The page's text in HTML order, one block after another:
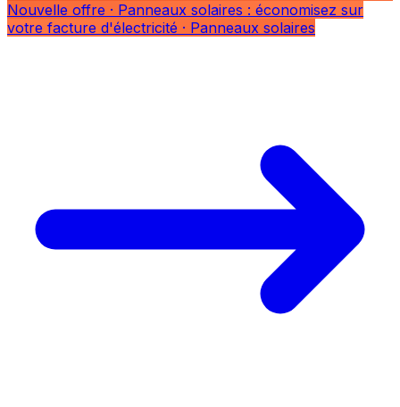
Nouvelle offre · Panneaux solaires : économisez sur
votre facture d'électricité · Panneaux solaires